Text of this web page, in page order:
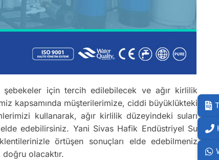
şebekeler için tercih edilebilecek ve ağır kirlilik
kapsamında müşterilerimize, ciddi büyüklükteki
kullanarak, ağır kirlilik düzeyindeki suları
edebilirsiniz. Yani Sivas Hafik Endüstriyel Su
örtüşen sonuçları elde edebilmeniz
olacaktır.